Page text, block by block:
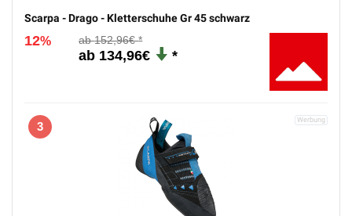
Scarpa - Drago - Kletterschuhe Gr 45 schwarz
12% 152,96€
134,96€
3